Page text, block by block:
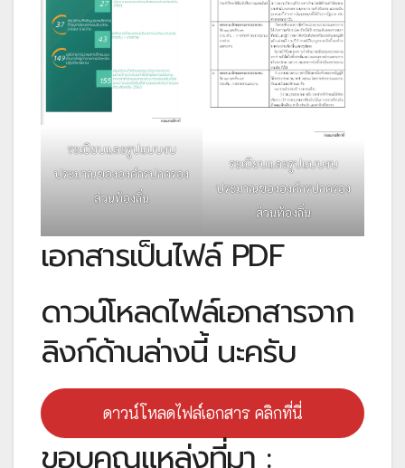
ระเบียบและรูปแบบงบ
ประมาณขององค์กรปกครอง
ส่วนท้องถิ่น
ระเบียบและรูปแบบงบ
ประมาณขององค์กรปกครอง
ส่วนท้องถิ่น
เอกสารเป็นไฟล์ PDF
ดาวน์โหลดไฟล์เอกสารจาก
ลิงก์ด้านล่างนี้ นะครับ
ดาวน์โหลดไฟล์เอกสาร คลิกที่นี่
ขอบคุณแหล่งที่มา :